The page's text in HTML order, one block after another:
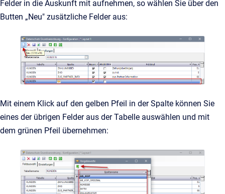
Felder in die Auskunft mit aufnehmen, so wählen Sie über den
Butten „Neu" zusätzliche Felder aus:
Mit einem Klick auf den gelben Pfeil in der Spalte können Sie
eines der übrigen Felder aus der Tabelle auswählen und mit
dem grünen Pfeil übernehmen: